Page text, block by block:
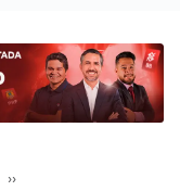
››